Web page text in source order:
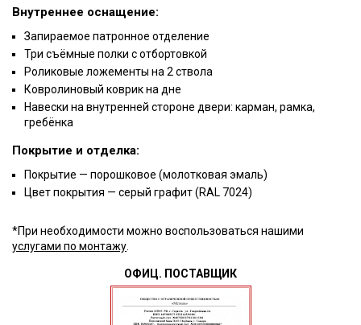
Внутреннее оснащение:
Запираемое патронное отделение
Три съёмные полки с отбортовкой
Роликовые ложементы на 2 ствола
Ковролиновый коврик на дне
Навески на внутренней стороне двери: карман, рамка,
гребёнка
Покрытие и отделка:
Покрытие — порошковое (молотковая эмаль)
Цвет покрытия — серый графит (RAL 7024)
*При необходимости можно воспользоваться нашими
услугами по монтажу
ОФИЦ. ПОСТАВЩИК